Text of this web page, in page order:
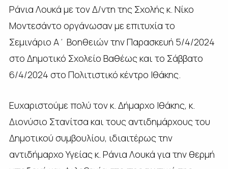
Ράνια Λουκά με τον Δ/ντη της Σχολής κ. Νίκο
Μοντεσάντο οργάνωσαν με επιτυχία το
Σεμινάριο Α΄ Βοηθειών την Παρασκευή 5/4/2024
στο Δημοτικό Σχολείο Βαθέως και το Σάββατο
6/4/2024 στο Πολιτιστικό κέντρο Ιθάκης.
Ευχαριστούμε πολύ τον κ. Δήμαρχο Ιθάκης, κ.
Διονύσιο Στανίτσα και τους αντιδημάρχους του
Δημοτικού συμβουλίου, ιδιαιτέρως την
αντιδήμαρχο Υγείας κ. Ράνια Λουκά για την θερμή